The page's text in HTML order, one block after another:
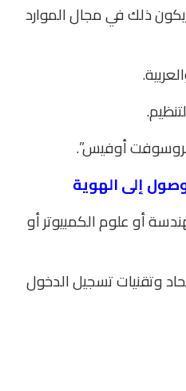
ذلك في مجال الموارد
أوفيس”.
إلى الهوية
أو علوم الكمبيوتر أو
وتقنيات تسجيل الدخول